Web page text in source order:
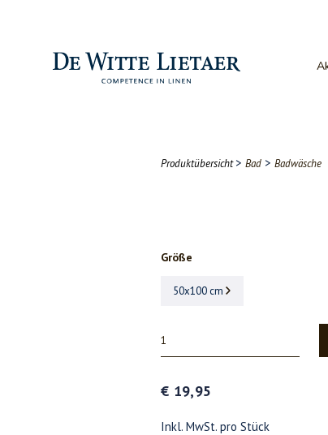
Produktübersicht > Bad > Badwäsche
Größe
50x100 cm
€ 19,95
Inkl. MwSt. pro Stück